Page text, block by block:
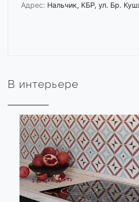
Адрес: Нальчик, КБР, ул. Бр.
В интерьере